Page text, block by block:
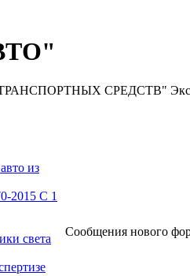
СРЕДСТВ"
из
2015 С 1
света
Сообщения нового